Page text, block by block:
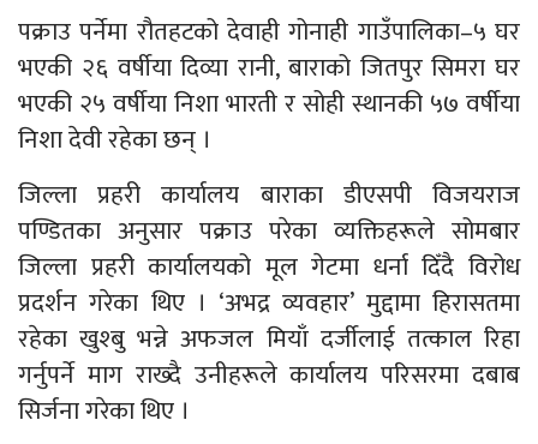
पक्राउ पर्नेमा रौतहटको देवाही गोनाही गाउँपालिका–५ घर
भएकी २६ वर्षीया दिव्या रानी, बाराको जितपुर सिमरा घर
भएकी २५ वर्षीया निशा भारती र सोही स्थानकी ५७ वर्षीया
निशा देवी रहेका छन् ।
जिल्ला प्रहरी कार्यालय बाराका डीएसपी विजयराज
पण्डितका अनुसार पक्राउ परेका व्यक्तिहरूले सोमबार
जिल्ला प्रहरी कार्यालयको मूल गेटमा धर्ना दिँदै विरोध
प्रदर्शन गरेका थिए । ‘अभद्र व्यवहार’ मुद्दामा हिरासतमा
रहेका खुश्बु भन्ने अफजल मियाँ दर्जीलाई तत्काल रिहा
गर्नुपर्ने माग राख्दै उनीहरूले कार्यालय परिसरमा दबाब
सिर्जना गरेका थिए ।